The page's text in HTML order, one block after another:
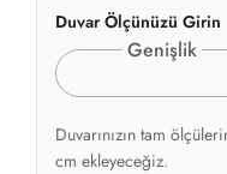
Duvar Ölçünüzü Girin
Genişlik
Duvarınızın tam
cm ekleyeceğiz.